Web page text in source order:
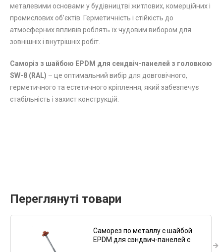
металевими основами у будівництві житлових, комерційних і
промислових об’єктів. Герметичність і стійкість до
атмосферних впливів роблять їх чудовим вибором для
зовнішніх і внутрішніх робіт.
Саморіз з шайбою EPDM для сендвіч-панелей з головкою
SW-8 (RAL) – це оптимальний вибір для довговічного,
герметичного та естетичного кріплення, який забезпечує
стабільність і захист конструкцій.
Переглянуті товари
Саморез по металлу с шайбой
EPDM для сэндвич-панелей с